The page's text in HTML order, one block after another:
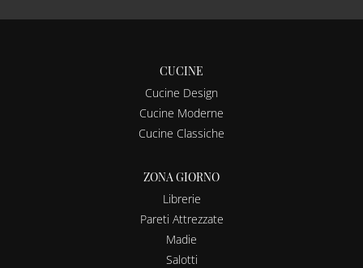
CUCINE
Cucine Design
Cucine Moderne
Cucine Classiche
ZONA GIORNO
Librerie
Pareti Attrezzate
Madie
Salotti